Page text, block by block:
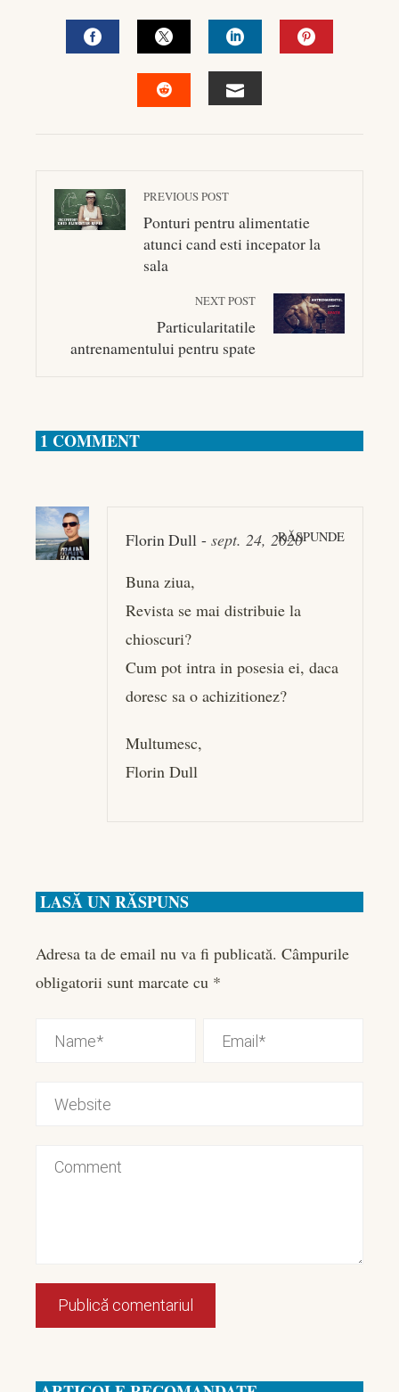
FACEBOOKTWITTERLINKEDIN
PREVIOUS POST
Ponturi pentru alimentatie
atunci cand esti incepator la
sala
NEXT POST
Particularitatile
antrenamentului pentru spate
1 COMMENT
Florin Dull - sept. 24, 2020RĂSPUNDE
Buna ziua,
Revista se mai distribuie la
chioscuri?
Cum pot intra in posesia ei, daca
doresc sa o achizitionez?
Multumesc,
Florin Dull
LASĂ UN RĂSPUNS
Adresa ta de email nu va fi publicată. Câmpurile
obligatorii sunt marcate cu *